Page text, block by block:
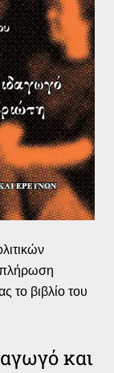
το βιβλίο του
και